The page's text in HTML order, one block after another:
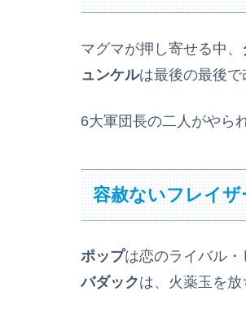
マグマが押し寄せる中、
ュンケルは最後の最後
6大軍団長の二人がやら
容赦ないフレイザ
ポップは恋のライバル・
バダックは、火薬玉を放